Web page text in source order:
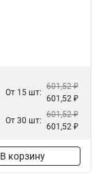
От 15 шт:
601,52 ₽
601,52 ₽
От 30 шт:
601,52 ₽
601,52 ₽
В корзину